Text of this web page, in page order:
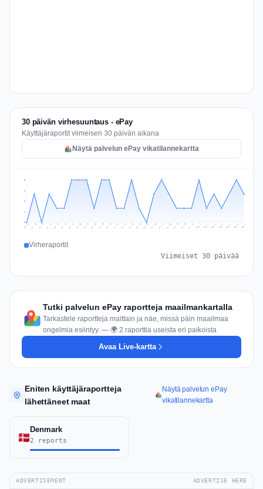
30 päivän virhesuuntaus - ePay
Käyttäjäraportit viimeisen 30 päivän aikana
Näytä palvelun ePay vikatilannekartta
1
2
2
3
Jul 9 Jul 10 Jul 11 Jul 12 Jul 13 Jul 14 Jul 15 Jul 16 Jul 17 Jul 18 Jul 19 Jul 20 Jul 21 Jul 22 Jul 23 Jul 24 Jul 25 Jul 26 Jul 27 Jul 28 Jul 29 Jul 30 Jul 31 Aug 1 Aug 2 Aug 3 Aug 4 Aug 5 Aug 6 Aug 7
Virheraportit
Viimeiset 30 päivää
Tutki palvelun ePay raportteja maailmankartalla
Tarkastele raportteja maittain ja näe, missä päin maailmaa
ongelmia esiintyy. — 🌍 2 raporttia useista eri paikoista
Avaa Live-kartta
Eniten käyttäjäraportteja
lähettäneet maat
Näytä palvelun ePay
vikatilannekartta
Denmark
2 reports
ADVERTISEMENT ADVERTISE HERE